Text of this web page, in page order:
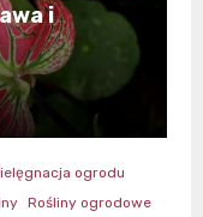
i
ogrodu
Rośliny ogrodowe